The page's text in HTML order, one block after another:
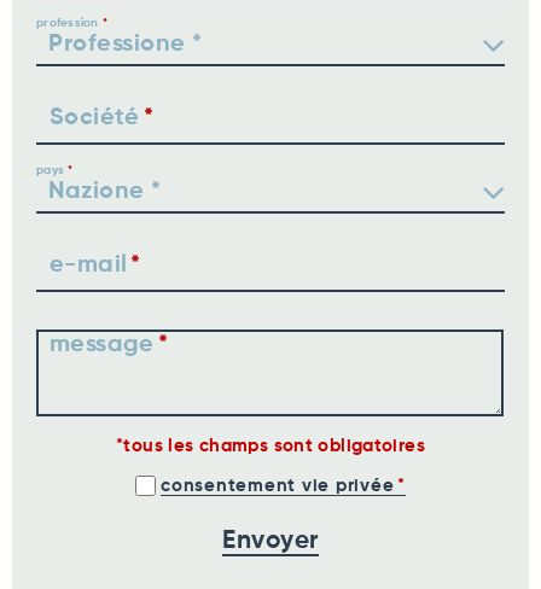
profession
Société
pays
e-mail
message
tous les champs sont obligatoires
consentement vie privée